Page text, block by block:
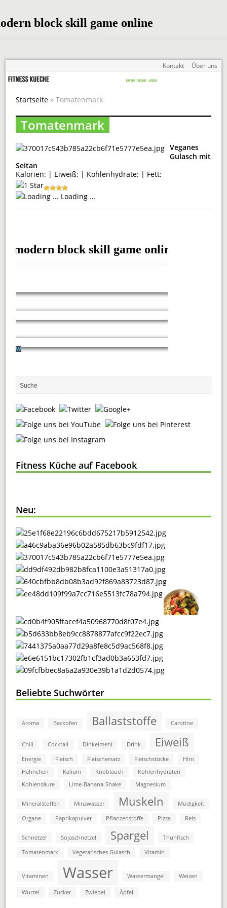
Kontakt Über uns
Startseite » Tomatenmark
Tomatenmark
Veganes
Gulasch mit
Seitan
Kalorien: | Eiweiß: | Kohlenhydrate: | Fett:
Loading ...
Fitness Küche auf Facebook
Neu:
Beliebte Suchwörter
Aroma Backofen Ballaststoffe Carotine
Chili Cocktail Dinkelmehl Drink Eiweiß
Energie Fleisch Fleischersatz Fleischstücke
Hirn
Hähnchen
Kalium Knoblauch
Kohlenhydraten
Kohlensäure
Lime-Banana-Shake Magnesium
Mineralstoffen Minzwasser Muskeln Müdigkeit
Organe Paprikapulver Pflanzenstoffe Pizza Reis
Schnetzel Sojaschnetzel Spargel Thunfisch
Tomatenmark Vegetarisches Gulasch Vitamin
Vitaminen Wasser Wassermangel Weizen
Wurzel Zucker Zwiebel Äpfel